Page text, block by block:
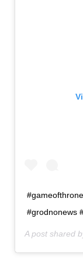
#grodnonews
A post shared